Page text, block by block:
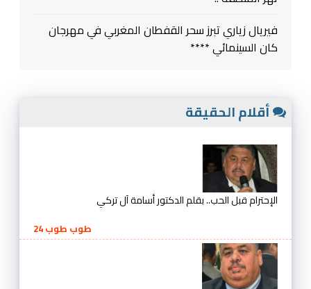
زياري تبرز سحر القفطان المغربي في مهرجان
السينمائي ****
أقلام الحقيقة
قبل الحب.. بقلم الدكتور أسامة آل تركي
طوب طوب 24